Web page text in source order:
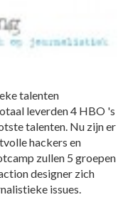
talenten
leverden 4 HBO 's
talenten. Nu zijn er
hackers en
zullen 5 groepen
designer zich
issues.